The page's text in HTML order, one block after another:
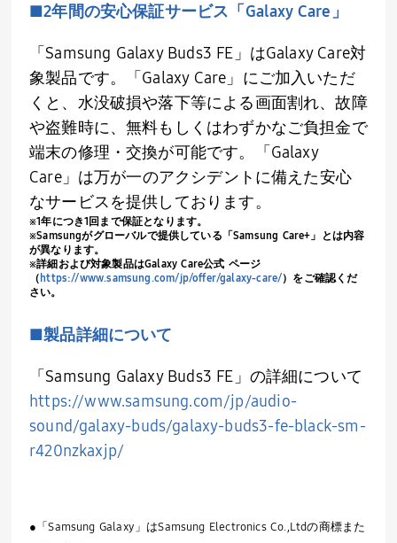
■2年間の安心保証サービス「Galaxy Care 」
「Samsung GalaxyBuds3 FE」はGalaxy Care対
象製品です。「Galaxy Care 」にご加入いただ
くと、水没破損や落下等による画面割れ、故障
や盗難時に、無料もしくはわずかなご負担金で
端末の修理・交換が可能です。「Galaxy
Care」は万が一のアクシデントに備えた安心
なサービスを提供しております。
※1年につき1回まで保証となります。
※Samsungがグローバルで提供している「Samsung Care+ 」とは内容
が異なります。
※詳細および対象製品はGalaxy Care公式 ページ
（ https://www.samsung.com/jp/offer/galaxy-care/）をご確認くだ
さい。
■製品詳細について
「Samsung Galaxy Buds3 FE 」の詳細について
https://www.samsung.com/jp/audio-
sound/galaxy-buds/galaxy-buds3-fe-black-sm-
r420nzkaxjp/
●「Samsung Galaxy」はSamsung Electronics Co.,Ltdの商標また